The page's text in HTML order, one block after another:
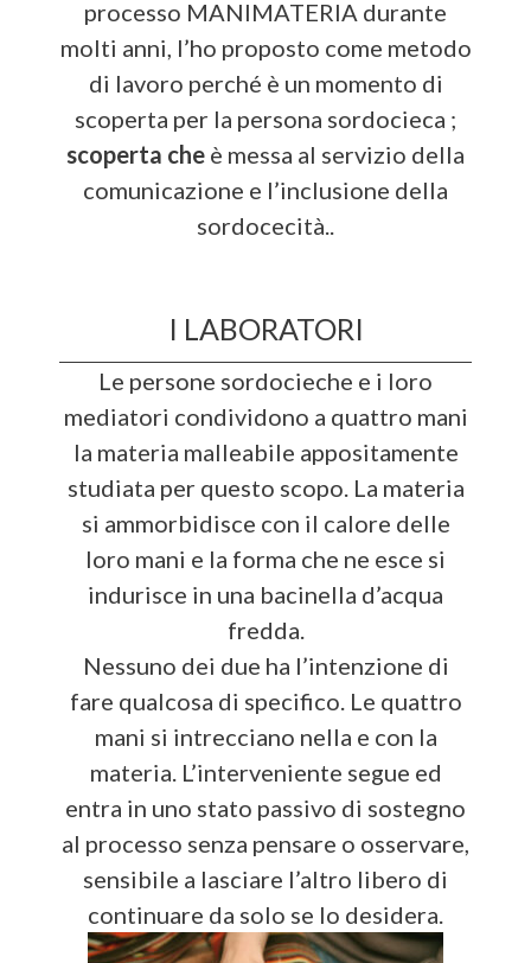
processo MANIMATERIA durante
molti anni, l’ho proposto come metodo
di lavoro perché è un momento di
scoperta per la persona sordocieca ;
scoperta che è messa al servizio della
comunicazione e l’inclusione della
sordocecità..
I LABORATORI
Le persone sordocieche e i loro
mediatori condividono a quattro mani
la materia malleabile appositamente
studiata per questo scopo. La materia
si ammorbidisce con il calore delle
loro mani e la forma che ne esce si
indurisce in una bacinella d’acqua
fredda.
Nessuno dei due ha l’intenzione di
fare qualcosa di specifico. Le quattro
mani si intrecciano nella e con la
materia. L’interveniente segue ed
entra in uno stato passivo di sostegno
al processo senza pensare o osservare,
sensibile a lasciare l’altro libero di
continuare da solo se lo desidera.